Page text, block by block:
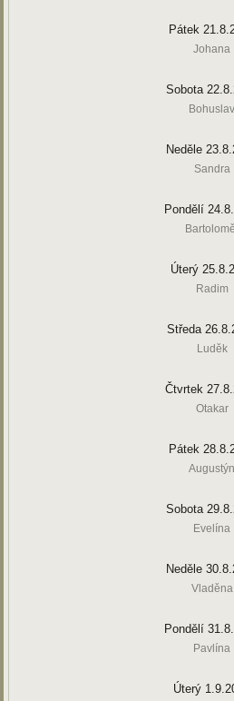
Pátek
Johana
Sobota
Bohuslav
Neděle
Sandra
Pondělí
Úterý
Radim
Středa
Luděk
Čtvrtek
Otakar
Pátek
Augustýn
Sobota
Evelína
Neděle
Vladěna
Pondělí
Pavlína
Úterý